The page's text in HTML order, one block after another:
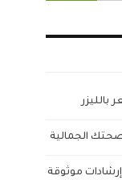
بالليزر
الجمالية
موثوقة